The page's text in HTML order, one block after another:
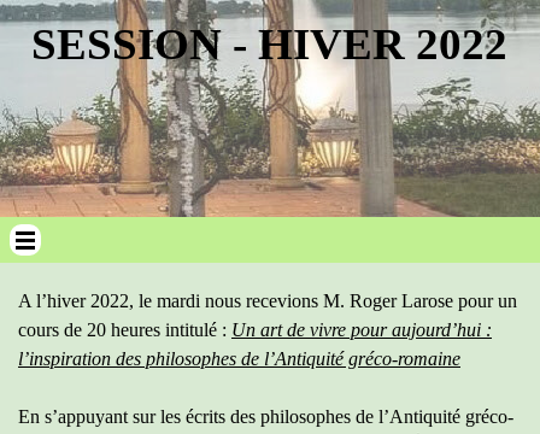
SESSION - HIVER 2022
Sauter le menu
A l’hiver 2022, le mardi nous recevions M. Roger Larose pour un
cours de 20 heures intitulé : Un art de vivre pour aujourd’hui :
l’inspiration des philosophes de l’Antiquité gréco-romaine
En s’appuyant sur les écrits des philosophes de l’Antiquité gréco-